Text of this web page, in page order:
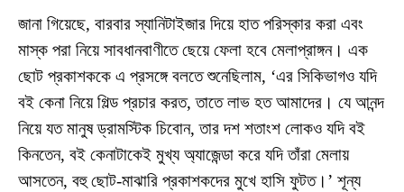
জানা গিয়েছে, বারবার স্যানিটাইজার দিয়ে হাত পরিস্কার করা এবং
মাস্ক পরা নিয়ে সাবধানবাণীতে ছেয়ে ফেলা হবে মেলাপ্রাঙ্গন। এক
ছোট প্রকাশককে এ প্রসঙ্গে বলতে শুনেছিলাম, ‘এর সিকিভাগও যদি
বই কেনা নিয়ে গিল্ড প্রচার করত, তাতে লাভ হত আমাদের। যে আনন্দ
নিয়ে যত মানুষ ড্রামস্টিক চিবোন, তার দশ শতাংশ লোকও যদি বই
কিনতেন, বই কেনাটাকেই মুখ্য অ্যাজেন্ডা করে যদি তাঁরা মেলায়
আসতেন, বহু ছোট-মাঝারি প্রকাশকদের মুখে হাসি ফুটত।’ শূন্য